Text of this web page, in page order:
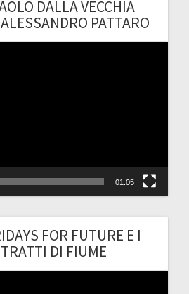
DALLA VECCHIA
PATTARO
01:05
FOR FUTURE E I
DI FIUME